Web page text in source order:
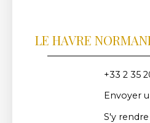
LE HAVRE
+33 2 35
Envoyer
S'y rendre